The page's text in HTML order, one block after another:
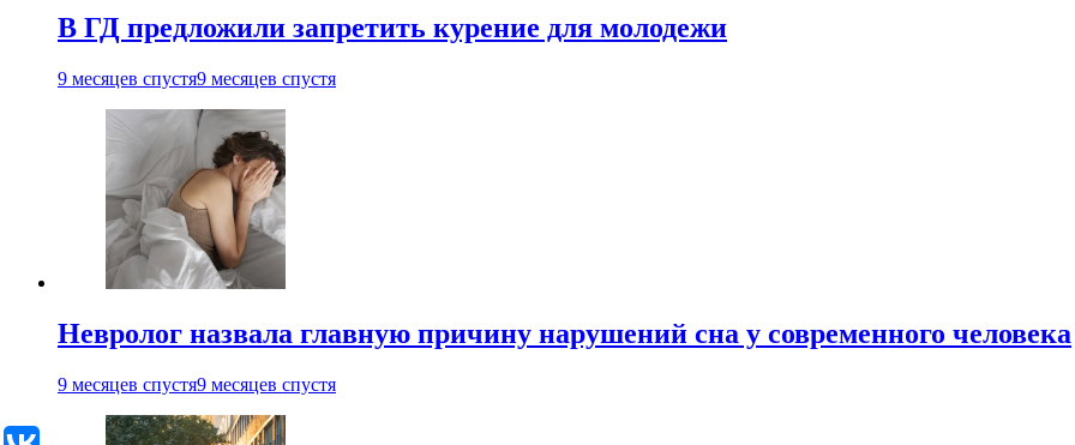
В ГД предложили запретить курение для молодежи
9 месяцев спустя9 месяцев спустя
Невролог назвала главную причину нарушений сна у современного человека
9 месяцев спустя9 месяцев спустя